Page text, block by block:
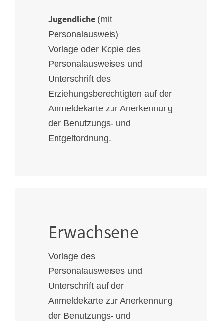
Jugendliche (mit
Personalausweis)
Vorlage oder Kopie des
Personalausweises und
Unterschrift des
Erziehungsberechtigten auf der
Anmeldekarte zur Anerkennung
der Benutzungs- und
Entgeltordnung.
Erwachsene
Vorlage des
Personalausweises und
Unterschrift auf der
Anmeldekarte zur Anerkennung
der Benutzungs- und